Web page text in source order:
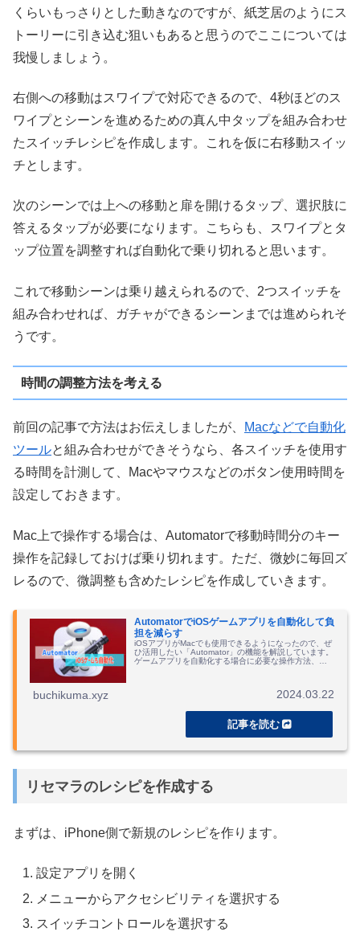
くらいもっさりとした動きなのですが、紙芝居のようにス
トーリーに引き込む狙いもあると思うのでここについては
我慢しましょう。
右側への移動はスワイプで対応できるので、4秒ほどのス
ワイプとシーンを進めるための真ん中タップを組み合わせ
たスイッチレシピを作成します。これを仮に右移動スイッ
チとします。
次のシーンでは上への移動と扉を開けるタップ、選択肢に
答えるタップが必要になります。こちらも、スワイプとタ
ップ位置を調整すれば自動化で乗り切れると思います。
これで移動シーンは乗り越えられるので、2つスイッチを
組み合わせれば、ガチャができるシーンまでは進められそ
うです。
時間の調整方法を考える
前回の記事で方法はお伝えしましたが、
Macなどで自動化
ツールと組み合わせができそうなら、各スイッチを使用す
る時間を計測して、Macやマウスなどのボタン使用時間を
設定しておきます。
Mac上で操作する場合は、Automatorで移動時間分のキー
操作を記録しておけば乗り切れます。ただ、微妙に毎回ズ
レるので、微調整も含めたレシピを作成していきます。
AutomatorでiOSゲームアプリを自動化して負
担を減らす
iOSアプリがMacでも使用できるようになったので、ぜ
ひ活用したい「Automator」の機能を解説しています。
ゲームアプリを自動化する場合に必要な操作方法、ク
buchikuma.xyz 2024.03.22
リセマラのレシピを作成する
まずは、iPhone側で新規のレシピを作ります。
設定アプリを開く
メニューからアクセシビリティを選択する
スイッチコントロールを選択する